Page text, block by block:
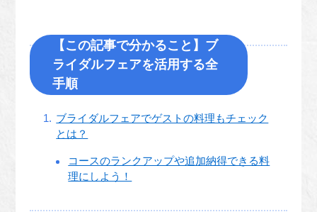
【この記事で分かること】ブ
ライダルフェアを活用する全
手順
ブライダルフェアでゲストの料理もチェック
とは？
コースのランクアップや追加納得できる料
理にしよう！